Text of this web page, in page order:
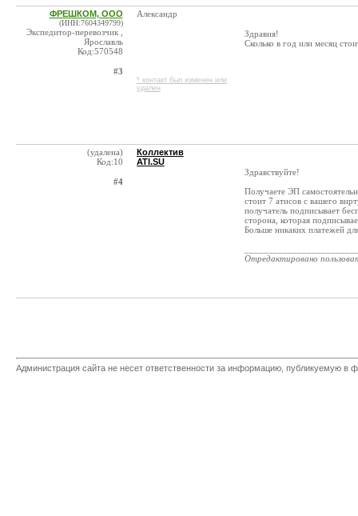
ФРЕШКОМ, ООО
(ИНН:7604349799)
Экспедитор-перевозчик ,
Ярославль
Код:570548
#3
Александр
* контакт был изменен или
удален
Здравия!
Сколько в год или месяц
(удалена)
Код:10
#4
Коллектив
ATI.SU
Здравствуйте!
Получаете ЭП
стоит 7 атисов с вашего
получатель подписывает
сторона, которая
Больше никаких платежей
Отредактировано
Администрация сайта не несет ответственности за информацию, публикуемую